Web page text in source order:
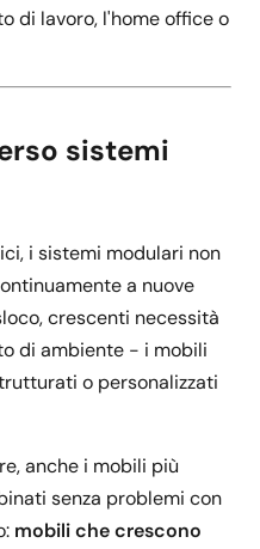
di lavoro, l'home office o
sistemi
i sistemi modulari non
a nuove
crescenti necessità
di ambiente - i mobili
o personalizzati
anche i mobili più
senza problemi con
mobili che crescono